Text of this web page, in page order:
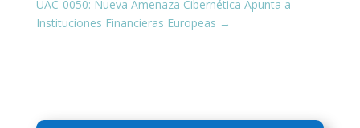
UAC-0050: Nueva Amenaza Cibernética Apunta a
Instituciones Financieras Europeas →